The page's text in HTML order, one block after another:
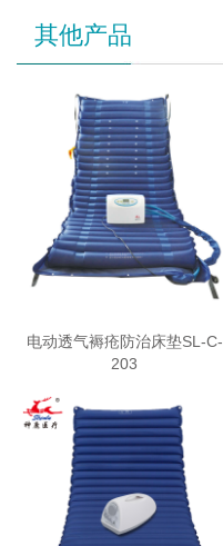
其他产品
电动透气褥疮防治床垫SL-C-
203